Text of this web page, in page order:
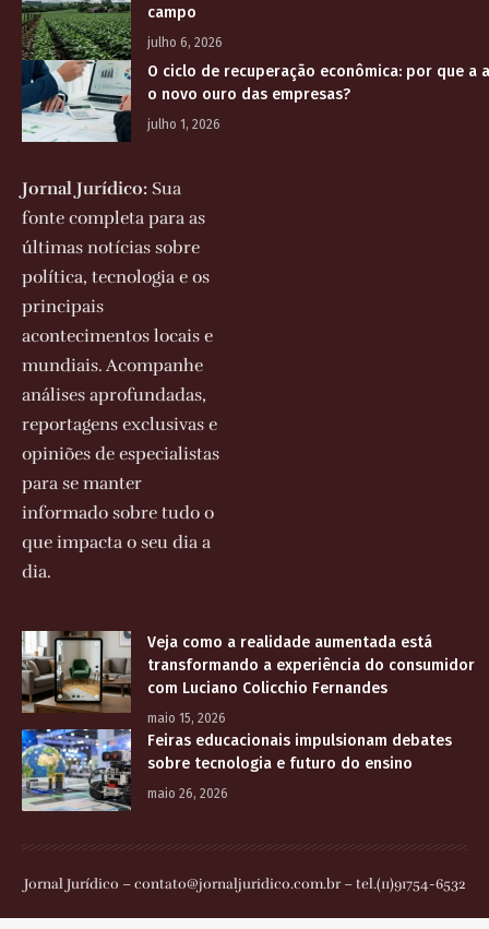
campo
julho 6, 2026
O ciclo de recuperação econômica: por que a
o novo ouro das empresas?
julho 1, 2026
Jornal Jurídico: Sua
fonte completa para as
últimas notícias sobre
política, tecnologia e os
principais
acontecimentos locais e
mundiais. Acompanhe
análises aprofundadas,
reportagens exclusivas e
opiniões de especialistas
para se manter
informado sobre tudo o
que impacta o seu dia a
dia.
Veja como a realidade aumentada está
transformando a experiência do consumidor
com Luciano Colicchio Fernandes
maio 15, 2026
Feiras educacionais impulsionam debates
sobre tecnologia e futuro do ensino
maio 26, 2026
Jornal Jurídico –contato@jornaljuridico.com.br– tel.(11)91754-6532